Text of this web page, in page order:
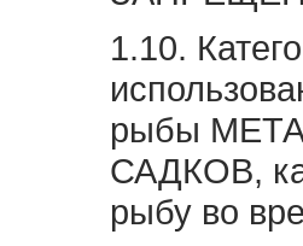
1.10.
рыбы
САДКОВ,
рыбу во